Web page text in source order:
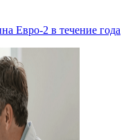
Евро-2 в течение года